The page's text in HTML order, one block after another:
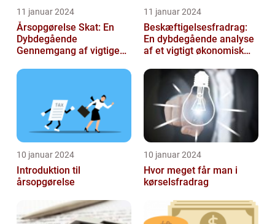
11 januar 2024
Årsopgørelse Skat: En
Dybdegående
Gennemgang af vigtige
finansfolk
11 januar 2024
Beskæftigelsesfradrag:
En dybdegående analyse
af et vigtigt økonomisk
finansf...
10 januar 2024
Introduktion til
årsopgørelse
10 januar 2024
Hvor meget får man i
kørselsfradrag